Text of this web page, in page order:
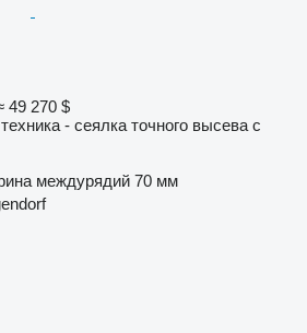
49 270 $
- сеялка точного высева с
междурядий 70 мм